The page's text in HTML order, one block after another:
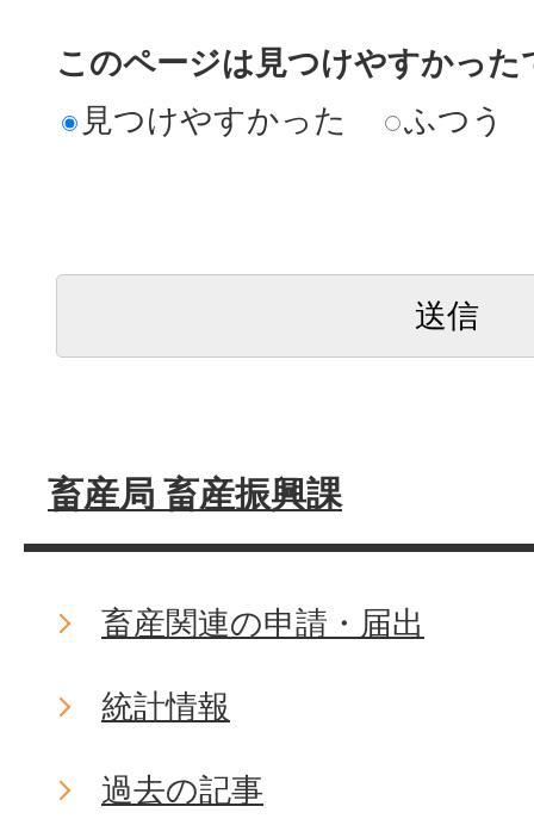
このページは見つけやすかった
見つけやすかった
ふつう
畜産局 畜産振興課
畜産関連の申請・届出
統計情報
過去の記事